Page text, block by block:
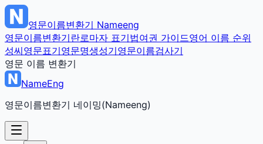
영문이름변환기 Nameeng
영문이름변환기란로마자 표기법여권 가이드영어 이름 순위
성씨영문표기영문명생성기영문이름검사기
영문 이름 변환기
NameEng
영문이름변환기 네이밍(Nameeng)